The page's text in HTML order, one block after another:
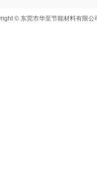
© 东莞市华至节能材料有限